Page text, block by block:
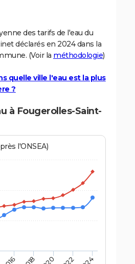
des tarifs de l'eau du
déclarés en 2024 dans la
(Voir la méthodologie)
quelle ville l'eau est la plus
?
à Fougerolles-Saint-
l'ONSEA)